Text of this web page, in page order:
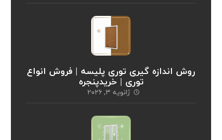
روش اندازه گیری توری پلیسه | فروش انواع
توری | خریدپنجره
ژانویه ۳, ۲۰۲۶